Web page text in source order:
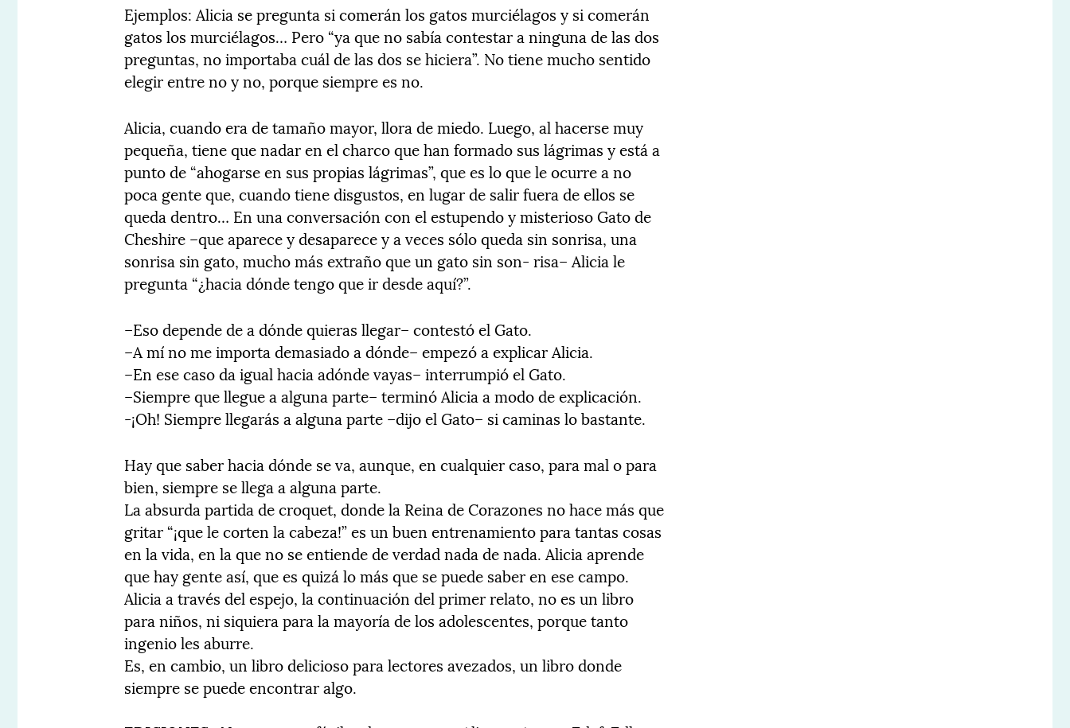
Ejemplos: Alicia se pregunta si comerán los gatos murciélagos y si comerán
gatos los murciélagos… Pero “ya que no sabía contestar a ninguna de las dos
preguntas, no importaba cuál de las dos se hiciera”. No tiene mucho sentido
elegir entre no y no, porque siempre es no.
Alicia, cuando era de tamaño mayor, llora de miedo. Luego, al hacerse muy
pequeña, tiene que nadar en el charco que han formado sus lágrimas y está a
punto de “ahogarse en sus propias lágrimas”, que es lo que le ocurre a no
poca gente que, cuando tiene disgustos, en lugar de salir fuera de ellos se
queda dentro… En una conversación con el estupendo y misterioso Gato de
Cheshire –que aparece y desaparece y a veces sólo queda sin sonrisa, una
sonrisa sin gato, mucho más extraño que un gato sin son- risa– Alicia le
pregunta “¿hacia dónde tengo que ir desde aquí?”.
–Eso depende de a dónde quieras llegar– contestó el Gato.
–A mí no me importa demasiado a dónde– empezó a explicar Alicia.
–En ese caso da igual hacia adónde vayas– interrumpió el Gato.
–Siempre que llegue a alguna parte– terminó Alicia a modo de explicación.
-¡Oh! Siempre llegarás a alguna parte –dijo el Gato– si caminas lo bastante.
Hay que saber hacia dónde se va, aunque, en cualquier caso, para mal o para
bien, siempre se llega a alguna parte.
La absurda partida de croquet, donde la Reina de Corazones no hace más que
gritar “¡que le corten la cabeza!” es un buen entrenamiento para tantas cosas
en la vida, en la que no se entiende de verdad nada de nada. Alicia aprende
que hay gente así, que es quizá lo más que se puede saber en ese campo.
Alicia a través del espejo, la continuación del primer relato, no es un libro
para niños, ni siquiera para la mayoría de los adolescentes, porque tanto
ingenio les aburre.
Es, en cambio, un libro delicioso para lectores avezados, un libro donde
siempre se puede encontrar algo.